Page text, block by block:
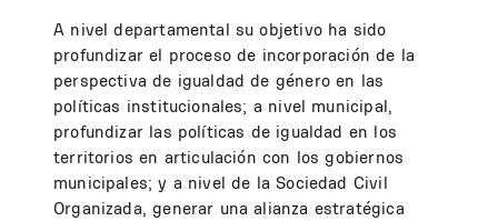
A nivel departamental su objetivo ha sido
profundizar el proceso de incorporación de la
perspectiva de igualdad de género en las
políticas institucionales; a nivel municipal,
profundizar las políticas de igualdad en los
territorios en articulación con los gobiernos
municipales; y a nivel de la Sociedad Civil
Organizada, generar una alianza estratégica